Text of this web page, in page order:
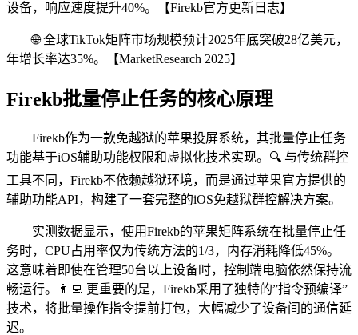
设备，响应速度提升40%。【Firekb官方更新日志】
🌐 全球TikTok矩阵市场规模预计2025年底突破28亿美元，
年增长率达35%。【MarketResearch 2025】
Firekb批量停止任务的核心原理
Firekb作为一款免越狱的苹果投屏系统，其批量停止任务
功能基于iOS辅助功能权限和虚拟化技术实现。🔍 与传统群控
工具不同，Firekb不依赖越狱环境，而是通过苹果官方提供的
辅助功能API，构建了一套完整的iOS免越狱群控解决方案。
实测数据显示，使用Firekb的苹果矩阵系统在批量停止任
务时，CPU占用率仅为传统方法的1/3，内存消耗降低45%。
这意味着即使在管理50台以上设备时，控制端电脑依然保持流
畅运行。👨‍💻 更重要的是，Firekb采用了独特的”指令预编译”
技术，将批量操作指令提前打包，大幅减少了设备间的通信延
迟。